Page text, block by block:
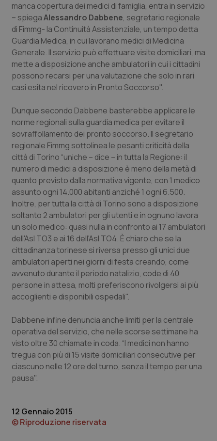
Calabria
Campania
Emilia-Romagna
Friuli Venezia Giulia
Lazio
Liguria
Lombardia
Marche
Molise
Piemonte
Provincia Autonoma di Bolzano
Provincia Autonoma di Trento
Puglia
Sardegna
Sicilia
Umbria
Asma & BPCO
Car-T
Colesterolo & coronaropatie
Dermatite Atopica
Diabete & glucometri
Disturbi dell’umore
Dolore
Donna & Salute
Epatiti
HIV
Infezioni & Febbre
Ipertensione & Scompenso
Malattie rare
Malattia di Crohn & Rettocolite Ulcerosa
Neuroscienze & patologie neurodegenerative
Oftalmologia
manca copertura dei medici di famiglia, entra in servizio
– spiegaAlessandro Dabbene, segretario regionale
di Fimmg- la Continuità Assistenziale, un tempo detta
Guardia Medica, in cui lavorano medici di Medicina
Generale. Il servizio può effettuare visite domiciliari, ma
mette a disposizione anche ambulatori in cui i cittadini
possono recarsi per una valutazione che solo in rari
casi esita nel ricovero in Pronto Soccorso".
Dunque secondo Dabbene basterebbe applicare le
norme regionali sulla guardia medica per evitare il
sovraffollamento dei pronto soccorso. Il segretario
regionale Fimmg sottolinea le pesanti criticità della
città di Torino “uniche – dice – in tutta la Regione: il
numero di medici a disposizione è meno della metà di
quanto previsto dalla normativa vigente, con 1 medico
assunto ogni 14.000 abitanti anziché 1 ogni 6.500.
Inoltre, per tutta la città di Torino sono a disposizione
soltanto 2 ambulatori per gli utenti e in ognuno lavora
un solo medico: quasi nulla in confronto ai 17 ambulatori
dell'Asl TO3 e ai 16 dell'Asl TO4. È chiaro che se la
cittadinanza torinese si riversa presso gli unici due
ambulatori aperti nei giorni di festa creando, come
avvenuto durante il periodo natalizio, code di 40
persone in attesa, molti preferiscono rivolgersi ai più
accoglienti e disponibili ospedali".
Dabbene infine denuncia anche limiti per la centrale
operativa del servizio, che nelle scorse settimane ha
visto oltre 30 chiamate in coda. “I medici non hanno
tregua con più di 15 visite domiciliari consecutive per
ciascuno nelle 12 ore del turno, senza il tempo per una
pausa".
12 Gennaio 2015
© Riproduzione riservata